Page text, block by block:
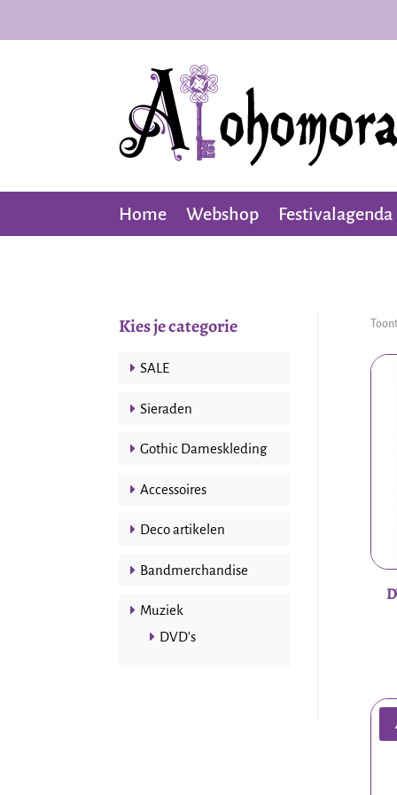
Home Webshop Festivalagenda
Kies je categorie
SALE
Sieraden
Gothic Dameskleding
Accessoires
Deco artikelen
Bandmerchandise
Muziek
DVD's